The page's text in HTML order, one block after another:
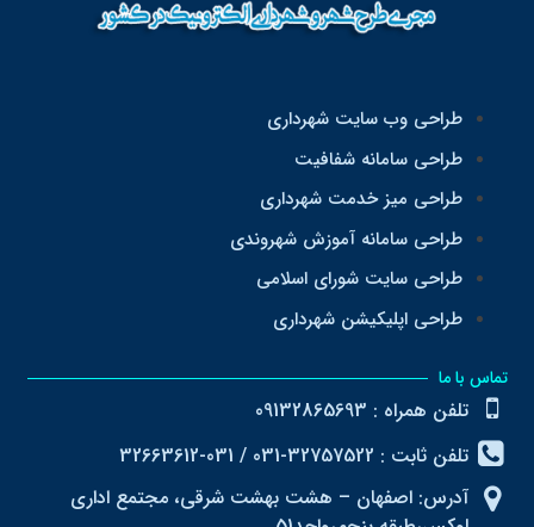
طراحی وب سایت شهرداری
طراحی سامانه شفافیت
طراحی میز خدمت شهرداری
طراحی سامانه آموزش شهروندی
طراحی سایت شورای اسلامی
طراحی اپلیکیشن شهرداری
تماس با ما
تلفن همراه : 09132865693
تلفن ثابت : 32757522-031 / 031-32663612
آدرس: اصفهان – هشت بهشت شرقی، مجتمع اداری